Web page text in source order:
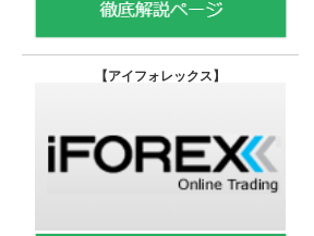
【アイフォレックス】